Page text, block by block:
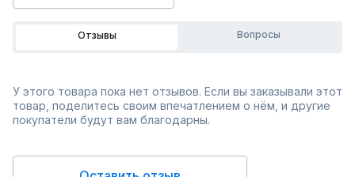
Отзывы Вопросы
У этого товара пока нет отзывов. Если вы заказывали этот
товар, поделитесь своим впечатлением о нём, и другие
покупатели будут вам благодарны.